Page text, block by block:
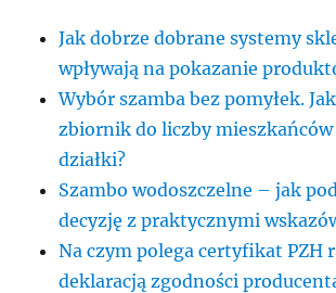
Jak dobrze dobrane systemy
wpływają na pokazanie
Wybór szamba bez pomyłek.
zbiornik do liczby
działki?
Szambo wodoszczelne – jak
decyzję z praktycznymi
Na czym polega certyfikat PZH
deklaracją zgodności